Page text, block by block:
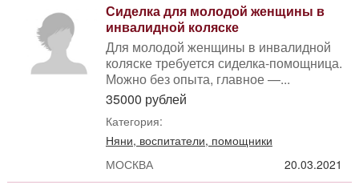
Сиделка для молодой женщины в
инвалидной коляске
Для молодой женщины в инвалидной
коляске требуется сиделка-помощница.
Можно без опыта, главное —...
35000 рублей
Категория:
Няни, воспитатели, помощники
МОСКВА
20.03.2021